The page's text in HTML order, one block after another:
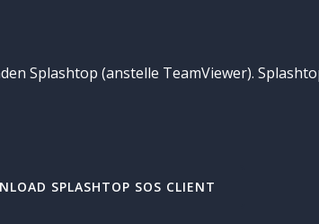
Splashtop (anstelle TeamViewer).
SPLASHTOP SOS CLIENT